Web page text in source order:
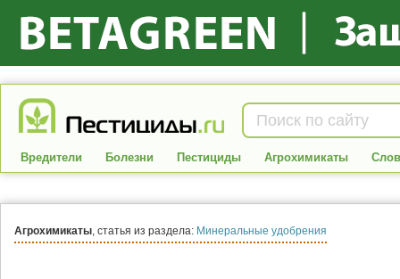
Вредители Болезни Пестициды Агрохимикаты
Агрохимикаты, статья из раздела: Минеральные удобрения